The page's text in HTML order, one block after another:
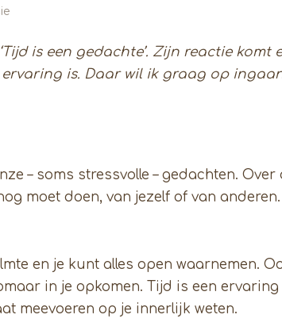
is een gedachte’. Zijn reactie komt
is. Daar wil ik graag op
– soms stressvolle – gedachten. Over
moet doen, van jezelf of van anderen.
en je kunt alles open waarnemen.
in je opkomen. Tijd is een
meevoeren op je innerlijk weten.